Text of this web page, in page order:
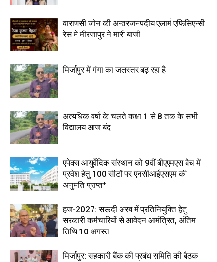
वाराणसी जोन की अन्तरजनपदीय एलार्म एफिसिएन्सी
रेस में मीरजापुर ने मारी बाजी
मिर्जापुर में गंगा का जलस्तर बढ़ रहा है
अत्यधिक वर्षा के चलते कक्षा 1 से 8 तक के सभी
विद्यालय आज बंद
एपेक्स आयुर्वेदिक संस्थान को 9वीं बीएएमएस बैच में
प्रवेश हेतु 100 सीटों पर एनसीआईएसएम की
अनुमति प्राप्त*
हज-2027: सऊदी अरब में प्रतिनियुक्ति हेतु
सरकारी कर्मचारियों से आवेदन आमंत्रित, अंतिम
तिथि 10 अगस्त
मिर्जापुर: सहकारी बैंक की प्रबंध समिति की बैठक